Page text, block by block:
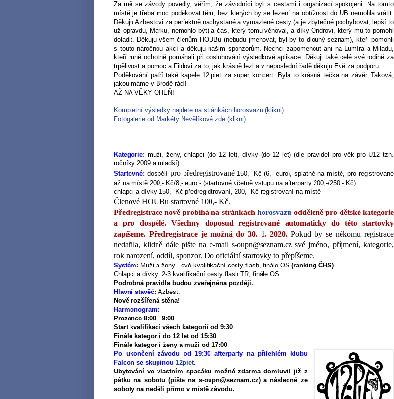
Za mě se závody povedly, věřím, že závodníci byli s cestami i organizací spokojeni. Na tomto
místě je třeba moc poděkovat těm, bez kterých by se lezení na obtížnost do UB nemohla vrátit.
Děkuju Azbestovi za perfektně nachystané a vymazlené cesty (a je zbytečné pochybovat, lepší to
už opravdu, Marku, nemohlo být) a čas, který tomu věnoval, a díky Ondrovi, který mu to pomohl
doladit. Děkuju všem členům HOUBu (nebudu jmenovat, byl by to dlouhý seznam), kteří pomohli
s touto náročnou akcí a děkuju našim sponzorům. Nechci zapomenout ani na Lumíra a Miladu,
kteří mně ochotně pomáhali při obsluhování výsledkové aplikace. Děkuji také celé své rodině za
trpělivost a pomoc a Fildovi za to, jak krásně lezl a v neposlední řadě děkuju Evě za podporu.
Poděkování patří také kapele 12:piet za super koncert. Byla to krásná tečka na závěr. Taková,
jakou máme v Brodě rádi!
AŽ NA VĚKY OHEŇ!
Kompletní výsledky najdete na stránkách horosvazu (klikni).
Fotogalerie od Markéty Nevělíkové zde (klikni).
Kategorie: muži, ženy, chlapci (do 12 let), dívky (do 12 let) (dle pravidel pro věk pro U12 tzn.
ročníky 2009 a mladší)
Startovné: dospělí pro předregistrované 150,- Kč (6,- euro), splatné na místě, pro registrované
až na místě 200,- Kč/8,- euro - (startovné včetně vstupu na afterparty 200,-/250,- Kč)
chlapci a dívky 150,- Kč předregidtrovaní, 200,- Kč registrovaní na místě
Členové HOUBu startovné 100,- Kč.
Předregistrace nově probíhá na stránkáchhorosvazu odděleně pro dětské kategorie
a pro dospělé. Všechny doposud registrované automaticky do této startovky
zapíšeme. Předregistrace je možná do 30. 1. 2020.Pokud by se někomu registrace
nedařila, klidně dále pište na e-mail s-oupn@seznam.czsvé jméno, příjmení, kategorie,
rok narození, oddíl, sponzor. Do oficiální startovky to přepíšeme.
Systém: Muži a ženy - dvě kvalifikační cesty flash, finále OS (ranking ČHS)
Chlapci a dívky: 2-3 kvalifikační cesty flash TR, finále OS
Podrobná pravidla budou zveřejněna později.
Hlavní stavěč: Azbest.
Nově rozšířená stěna!
Harmonogram:
Prezence 8:00 - 9:00
Start kvalifikací všech kategorií od 9:30
Finále kategorií do 12 let od 15:30
Finále kategorií ženy a muži od 17:00
Po ukončení závodu od 19:30 afterparty na přilehlém klubu
Falcon se skupinou 12piet.
Ubytování ve vlastním spacáku možné zdarma domluvit již z
pátku na sobotu (pište na s-oupn@seznam.cz) a následně ze
soboty na neděli přímo v místě závodu.